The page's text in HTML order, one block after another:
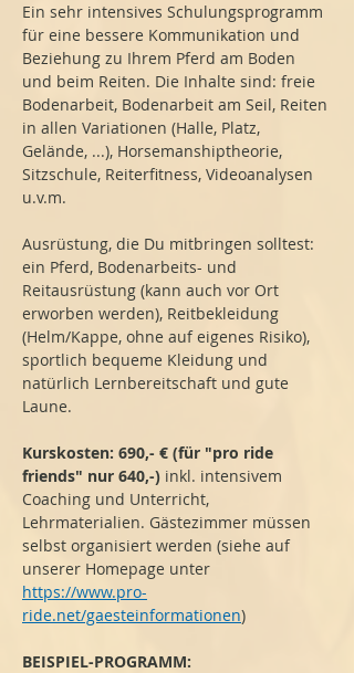
Ein sehr intensives Schulungsprogramm
für eine bessere Kommunikation und
Beziehung zu Ihrem Pferd am Boden
und beim Reiten. Die Inhalte sind: freie
Bodenarbeit, Bodenarbeit am Seil, Reiten
in allen Variationen (Halle, Platz,
Gelände, ...), Horsemanshiptheorie,
Sitzschule, Reiterfitness, Videoanalysen
u.v.m.
Ausrüstung, die Du mitbringen solltest:
ein Pferd, Bodenarbeits- und
Reitausrüstung (kann auch vor Ort
erworben werden), Reitbekleidung
(Helm/Kappe, ohne auf eigenes Risiko),
sportlich bequeme Kleidung und
natürlich Lernbereitschaft und gute
Laune.
Kurskosten: 690,- € (für "pro ride
friends" nur 640,-) inkl. intensivem
Coaching und Unterricht,
Lehrmaterialien. Gästezimmer müssen
selbst organisiert werden (siehe auf
unserer Homepage unter
https://www.pro-
ride.net/gaesteinformationen)
BEISPIEL-PROGRAMM: